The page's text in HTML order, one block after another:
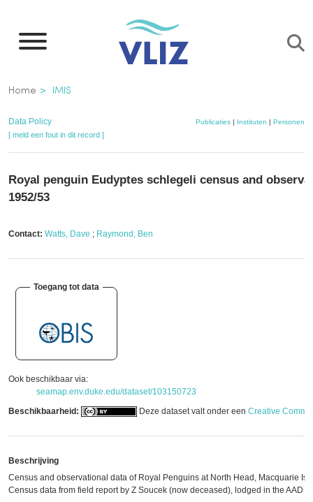
naar
inhoud
gaan
Kruimelpad
Home IMIS
Data Policy Publicaties | Instituten | Personen
[ meld een fout in dit record ]
Royal penguin Eudyptes schlegeli census and
1952/53
Contact: Watts, Dave ; Raymond, Ben
Toegang tot data
Ook beschikbaar via:
seamap.env.duke.edu/dataset/103150723
Beschikbaarheid:
Deze dataset valt onder een Creative
Beschrijving
Census and observational data of Royal Penguins at North Head, Macquarie
Census data from field report by Z Soucek (now deceased), lodged in the AAD